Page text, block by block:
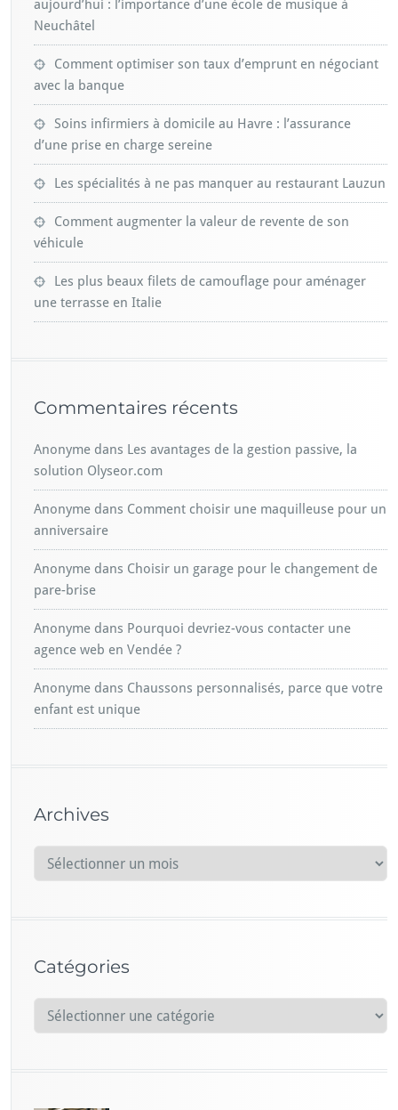
aujourd’hui : l’importance d’une école de musique à
Neuchâtel
Comment optimiser son taux d’emprunt en négociant
avec la banque
Soins infirmiers à domicile au Havre : l’assurance
d’une prise en charge sereine
Les spécialités à ne pas manquer au restaurant Lauzun
Comment augmenter la valeur de revente de son
véhicule
Les plus beaux filets de camouflage pour aménager
une terrasse en Italie
Commentaires récents
Anonyme dans Les avantages de la gestion passive, la
solution Olyseor.com
Anonyme dans Comment choisir une maquilleuse pour un
anniversaire
Anonyme dans Choisir un garage pour le changement de
pare-brise
Anonyme dans Pourquoi devriez-vous contacter une
agence web en Vendée ?
Anonyme dans Chaussons personnalisés, parce que votre
enfant est unique
Archives
r
v
Catégories
a